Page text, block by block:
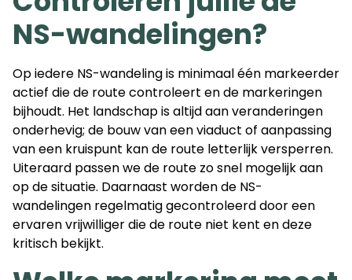
NS-wandelingen?
Op iedere NS-wandeling is minimaal één markeerder
actief die de route controleert en de markeringen
bijhoudt. Het landschap is altijd aan veranderingen
onderhevig; de bouw van een viaduct of aanpassing
van een kruispunt kan de route letterlijk versperren.
Uiteraard passen we de route zo snel mogelijk aan
op de situatie. Daarnaast worden de NS-
wandelingen regelmatig gecontroleerd door een
ervaren vrijwilliger die de route niet kent en deze
kritisch bekijkt.